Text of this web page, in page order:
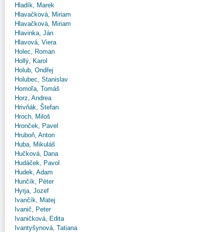
Hladík, Marek
Hlavačková, Miriam
Hlavačková, Miriam
Hlavinka, Ján
Hlavová, Viera
Holec, Roman
Hollý, Karol
Holub, Ondřej
Holubec, Stanislav
Homoľa, Tomáš
Horz, Andrea
Hrivňák, Štefan
Hroch, Miloš
Hronček, Pavel
Hruboň, Anton
Huba, Mikuláš
Hučková, Dana
Hudáček, Pavol
Hudek, Adam
Hunčík, Péter
Hyrja, Jozef
Ivančík, Matej
Ivanič, Peter
Ivaničková, Edita
Ivantyšynová, Tatiana